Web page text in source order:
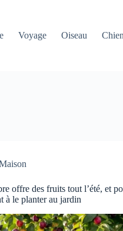
Voyage Oiseau Chien
offre des fruits tout l’été, et
à le planter au jardin